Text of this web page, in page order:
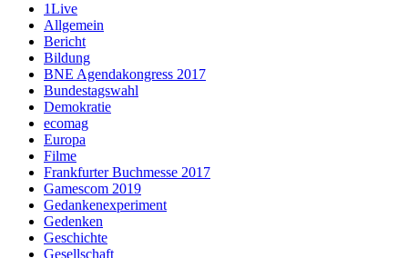
1Live
Allgemein
Bericht
Bildung
BNE Agendakongress 2017
Bundestagswahl
Demokratie
ecomag
Europa
Filme
Frankfurter Buchmesse 2017
Gamescom 2019
Gedankenexperiment
Gedenken
Geschichte
Gesellschaft